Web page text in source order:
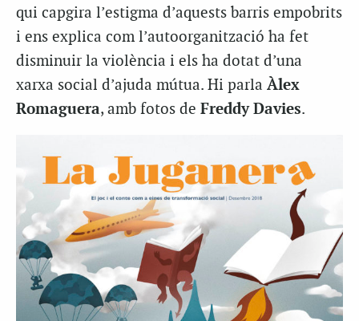
qui capgira l’estigma d’aquests barris empobrits
i ens explica com l’autoorganització ha fet
disminuir la violència i els ha dotat d’una
xarxa social d’ajuda mútua. Hi parla Àlex
Romaguera, amb fotos de Freddy Davies.